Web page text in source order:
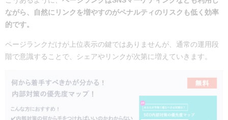
ながら、自然にリンクを増やすのがペナルティのリスクも低く効率
的です。
ページランクだけが上位表示の鍵ではありませんが、通常の運用段
階で意識することで、シェアやリンクが次第に増えていきます。